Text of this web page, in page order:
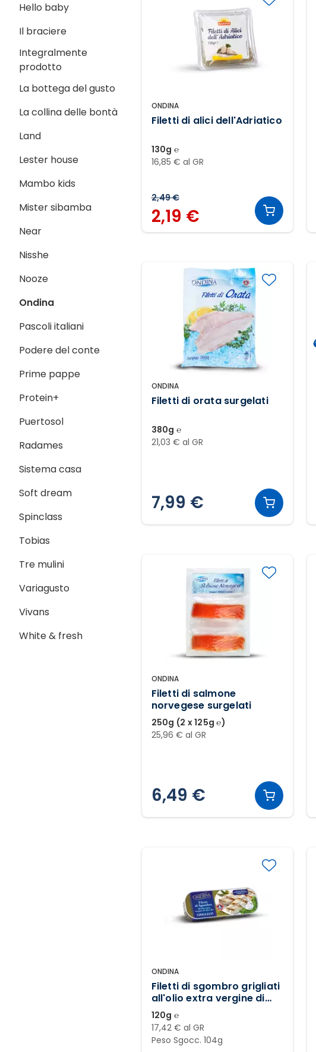
Hello baby
Il braciere
Integralmente
prodotto
La bottega del gusto
La collina delle bontà
Land
Lester house
Mambo kids
Mister sibamba
Near
Nisshe
Nooze
Ondina
Pascoli italiani
Podere del conte
Prime pappe
Protein+
Puertosol
Radames
Sistema casa
Soft dream
Spinclass
Tobias
Tre mulini
Variagusto
Vivans
White & fresh
ONDINA
Filetti di alici dell'Adriatico
130g ℮
16,85 € al GR
2,49 €
2,19 €
ONDINA
Filetti di orata surgelati
380g ℮
21,03 € al GR
7,99 €
ONDINA
Filetti di salmone
norvegese surgelati
250g (2 x 125g ℮)
25,96 € al GR
6,49 €
ONDINA
Filetti di sgombro grigliati
all'olio extra vergine di
oliva 10%
120g ℮
17,42 € al GR
Peso Sgocc. 104g